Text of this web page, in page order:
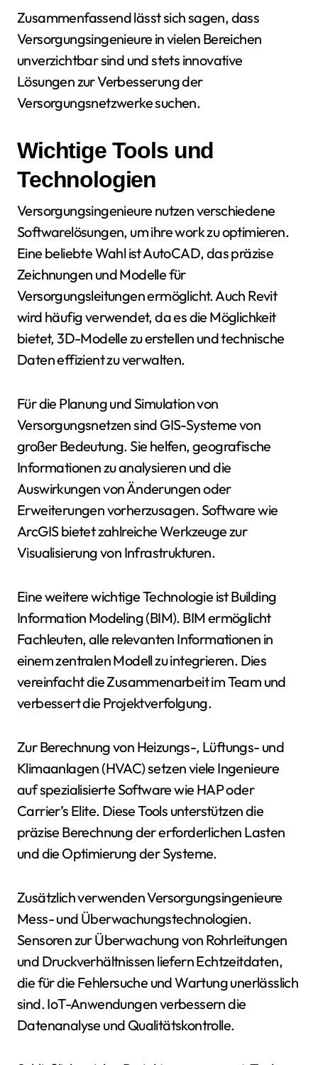
Zusammenfassend lässt sich sagen, dass
Versorgungsingenieure in vielen Bereichen
unverzichtbar sind und stets innovative
Lösungen zur Verbesserung der
Versorgungsnetzwerke suchen.
Wichtige Tools und
Technologien
Versorgungsingenieure nutzen verschiedene
Softwarelösungen, um ihre work zu optimieren.
Eine beliebte Wahl ist AutoCAD, das präzise
Zeichnungen und Modelle für
Versorgungsleitungen ermöglicht. Auch Revit
wird häufig verwendet, da es die Möglichkeit
bietet, 3D-Modelle zu erstellen und technische
Daten effizient zu verwalten.
Für die Planung und Simulation von
Versorgungsnetzen sind GIS-Systeme von
großer Bedeutung. Sie helfen, geografische
Informationen zu analysieren und die
Auswirkungen von Änderungen oder
Erweiterungen vorherzusagen. Software wie
ArcGIS bietet zahlreiche Werkzeuge zur
Visualisierung von Infrastrukturen.
Eine weitere wichtige Technologie ist Building
Information Modeling (BIM). BIM ermöglicht
Fachleuten, alle relevanten Informationen in
einem zentralen Modell zu integrieren. Dies
vereinfacht die Zusammenarbeit im Team und
verbessert die Projektverfolgung.
Zur Berechnung von Heizungs-, Lüftungs- und
Klimaanlagen (HVAC) setzen viele Ingenieure
auf spezialisierte Software wie HAP oder
Carrier’s Elite. Diese Tools unterstützen die
präzise Berechnung der erforderlichen Lasten
und die Optimierung der Systeme.
Zusätzlich verwenden Versorgungsingenieure
Mess- und Überwachungstechnologien.
Sensoren zur Überwachung von Rohrleitungen
und Druckverhältnissen liefern Echtzeitdaten,
die für die Fehlersuche und Wartung unerlässlich
sind. IoT-Anwendungen verbessern die
Datenanalyse und Qualitätskontrolle.